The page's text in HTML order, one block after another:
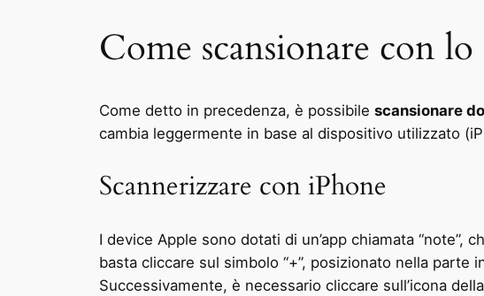
Come scansionare con lo
Come detto in precedenza, è possibile scansionare
cambia leggermente in base al dispositivo utilizzato
Scannerizzare con iPhone
I device Apple sono dotati di un’app chiamata
basta cliccare sul simbolo “+”, posizionato nella
Successivamente, è necessario cliccare sull’icona